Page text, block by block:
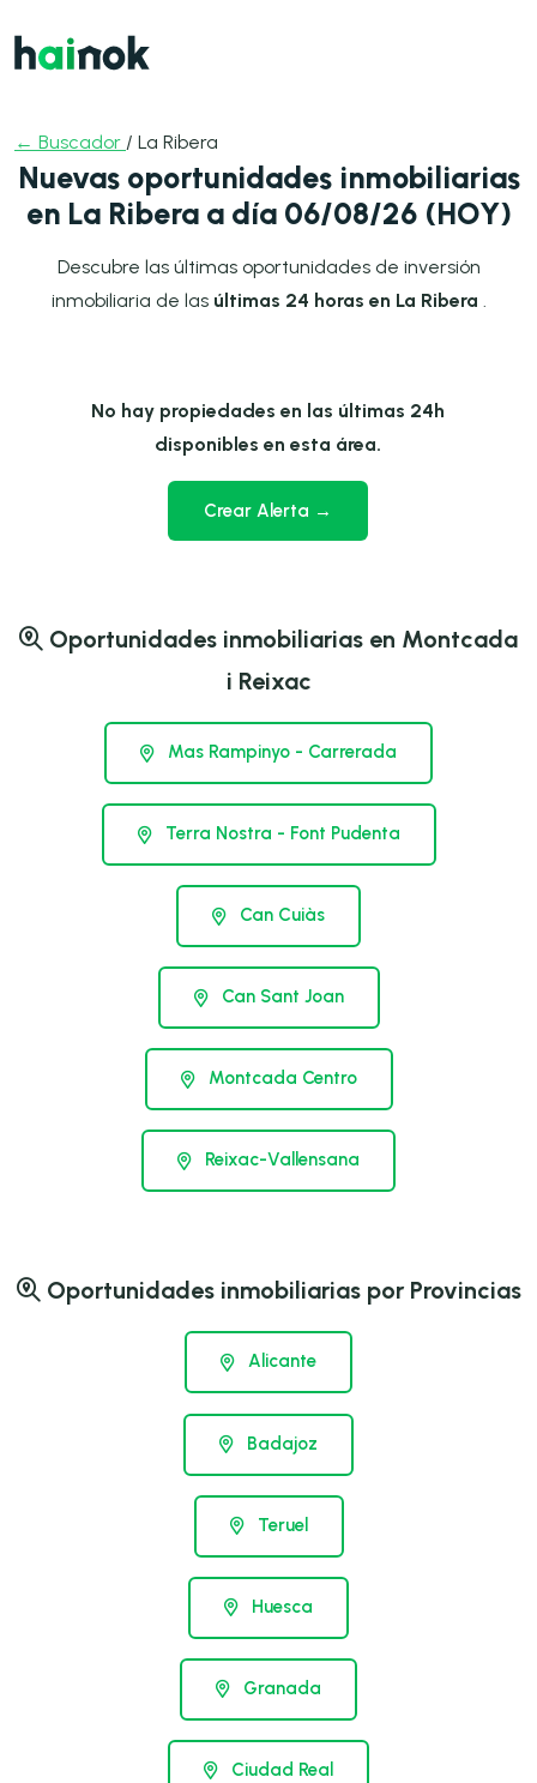
← Buscador / La Ribera
Nuevas oportunidades inmobiliarias
en La Ribera a día 06/08/26 (HOY)
Descubre las últimas oportunidades de inversión
inmobiliaria de las últimas 24 horas en La Ribera
No hay propiedades en las últimas 24h
disponibles en esta área.
Crear Alerta →
Oportunidades inmobiliarias en Montcada
i Reixac
Mas Rampinyo - Carrerada
Terra Nostra - Font Pudenta
Can Cuiàs
Can Sant Joan
Montcada Centro
Reixac-Vallensana
Oportunidades inmobiliarias por Provincias
Alicante
Badajoz
Teruel
Huesca
Granada
Ciudad Real